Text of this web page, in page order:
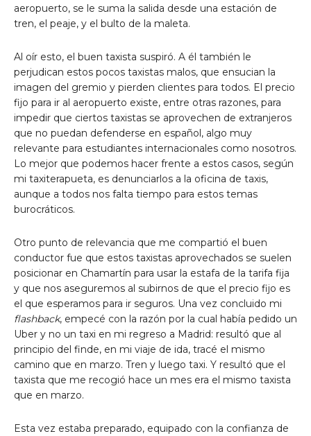
aeropuerto, se le suma la salida desde una estación de
tren, el peaje, y el bulto de la maleta.
Al oír esto, el buen taxista suspiró. A él también le
perjudican estos pocos taxistas malos, que ensucian la
imagen del gremio y pierden clientes para todos. El precio
fijo para ir al aeropuerto existe, entre otras razones, para
impedir que ciertos taxistas se aprovechen de extranjeros
que no puedan defenderse en español, algo muy
relevante para estudiantes internacionales como nosotros.
Lo mejor que podemos hacer frente a estos casos, según
mi taxiterapueta, es denunciarlos a la oficina de taxis,
aunque a todos nos falta tiempo para estos temas
burocráticos.
Otro punto de relevancia que me compartió el buen
conductor fue que estos taxistas aprovechados se suelen
posicionar en Chamartín para usar la estafa de la tarifa fija
y que nos aseguremos al subirnos de que el precio fijo es
el que esperamos para ir seguros. Una vez concluido mi
flashback, empecé con la razón por la cual había pedido un
Uber y no un taxi en mi regreso a Madrid: resultó que al
principio del finde, en mi viaje de ida, tracé el mismo
camino que en marzo. Tren y luego taxi. Y resultó que el
taxista que me recogió hace un mes era el mismo taxista
que en marzo.
Esta vez estaba preparado, equipado con la confianza de